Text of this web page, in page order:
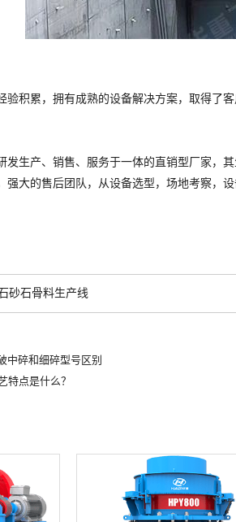
累，拥有成熟的设备解决方案，取得了客
产、销售、服务于一体的直销型厂家，其
强大的售后团队，从设备选型，场地考察，
砂石骨料生产线
中碎和细碎型号区别
特点是什么？